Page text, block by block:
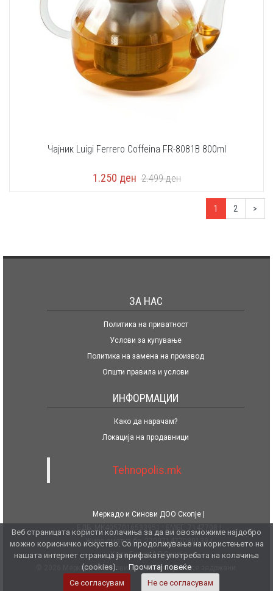
Чајник Luigi Ferrero Coffeina FR-8081B 800ml
1.250 ден 2.499ден
1 2 >
ЗА НАС
Политика на приватност
Услови за купување
Политика на замена на производ
Општи правила и услови
ИНФОРМАЦИИ
Како да нарачам?
Локација на продавници
Tehnopolis.mk
Меркадо и Синови ДОО Скопје
Жиро сметка бр. 270071477080139
Халк Банка АД Скопје
© 2026 Меркадо и Синови ДОО. Сите права се задржани.
Веб страницата користи колачиња за да ви овозможиме најдобро
можно корисничко искуство. Со продолжување на користењето на
нашата интернет страница ја прифаќате употребата на колачиња
(cookies).
Прочитај повеќе
Се согласувам
Не се согласувам